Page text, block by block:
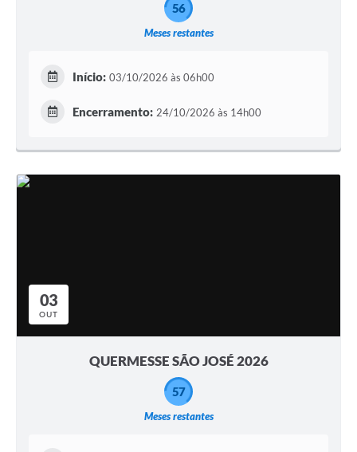
Meses restantes
56
Início: 03/10/2026 às 06h00
Encerramento: 24/10/2026 às 14h00
03
OUT
QUERMESSE SÃO JOSÉ 2026
Meses restantes
57